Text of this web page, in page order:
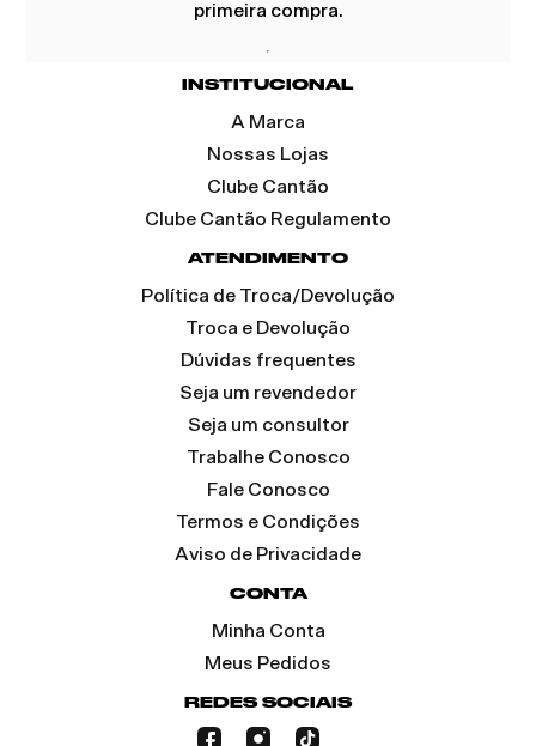
primeira compra.
INSTITUCIONAL
A Marca
Nossas Lojas
Clube Cantão
Clube Cantão Regulamento
ATENDIMENTO
Política de Troca/Devolução
Troca e Devolução
Dúvidas frequentes
Seja um revendedor
Seja um consultor
Trabalhe Conosco
Fale Conosco
Termos e Condições
Aviso de Privacidade
CONTA
Minha Conta
Meus Pedidos
REDES SOCIAIS